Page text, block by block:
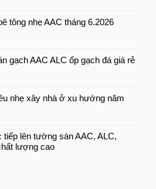
tông nhẹ AAC tháng 6.2026
gạch AAC ALC ốp gạch đá giá rẻ
nhẹ xây nhà ở xu hướng năm
tiếp lên tường sàn AAC, ALC,
lượng cao